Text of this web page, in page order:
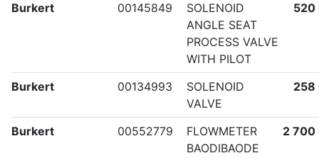
Burkert 00145849
SOLENOID
ANGLE SEAT
PROCESS VALVE
WITH PILOT
520
Burkert 00134993
SOLENOID
VALVE
258
Burkert 00552779
FLOWMETER
BAODIBAODE
2 700